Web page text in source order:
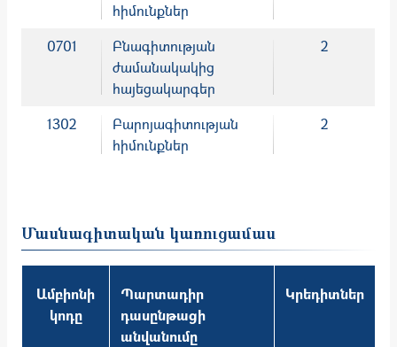
հիմունքներ
0701
Բնագիտության
ժամանակակից
հայեցակարգեր
2
1302
Բարոյագիտության
հիմունքներ
2
Մասնագիտական կառուցամաս
Ամբիոնի
կոդը
Պարտադիր
դասընթացի
անվանումը
Կրեդիտներ